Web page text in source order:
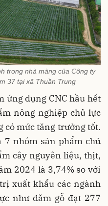
trong nhà màng của Công ty
37 tại xã Thuần Trung
ứng dụng CNC hầu hết
nông nghiệp chủ lực
có mức tăng trưởng tốt.
7 nhóm sản phẩm chủ
cây nguyên liệu, thịt,
2024 là 3,74% so với
xuất khẩu các ngành
như dăm gỗ đạt 277